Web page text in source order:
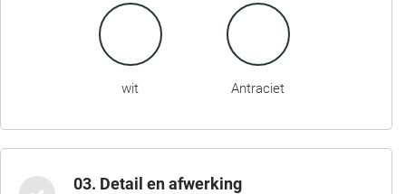
wit Antraciet
03. Detail en afwerking